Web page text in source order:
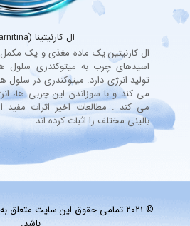
ال کارنیتینا (L-Carnitina)
ال-کارنیتین یک ماده مغذی و یک
اسیدهای چرب به میتوکندری
تولید انرژی دارد. میتوکندری در سلول
می کند و با سوزاندن این چربی ها،
می کند . مطالعات اخیر اثرات مفید
بالینی مختلف را اثبات کرده اند.
© 2021 تمامی حقوق این سایت